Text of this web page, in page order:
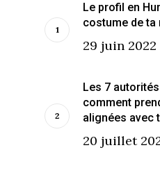
Le profil en
costume de ta
29 juin 2022
Les 7
comment
alignées avec
20 juillet